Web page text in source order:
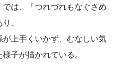
では、「つれづれもなぐさめ
、
上手くいかず、むなしい気
子が描かれている。